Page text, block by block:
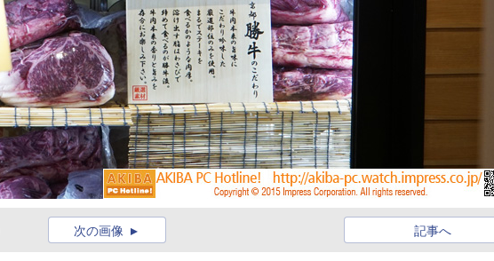
記事へ
次の画像